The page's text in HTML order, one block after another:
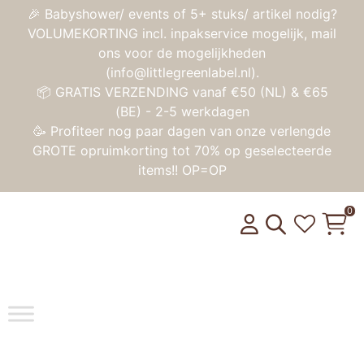
🎉 Babyshower/ events of 5+ stuks/ artikel nodig?
VOLUMEKORTING incl. inpakservice mogelijk, mail
ons voor de mogelijkheden
(info@littlegreenlabel.nl).
📦 GRATIS VERZENDING vanaf €50 (NL) & €65
(BE) - 2-5 werkdagen
🥳 Profiteer nog paar dagen van onze verlengde
GROTE opruimkorting tot 70% op geselecteerde
items!! OP=OP
Toggle
0